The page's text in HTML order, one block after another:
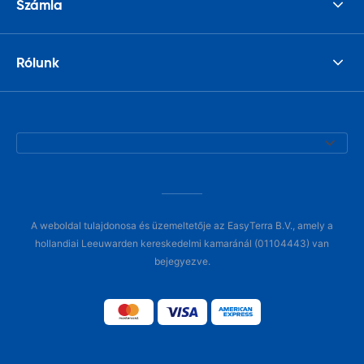
Számla
Rólunk
A weboldal tulajdonosa és üzemeltetője az EasyTerra B.V., amely a
hollandiai Leeuwarden kereskedelmi kamaránál (01104443) van
bejegyezve.